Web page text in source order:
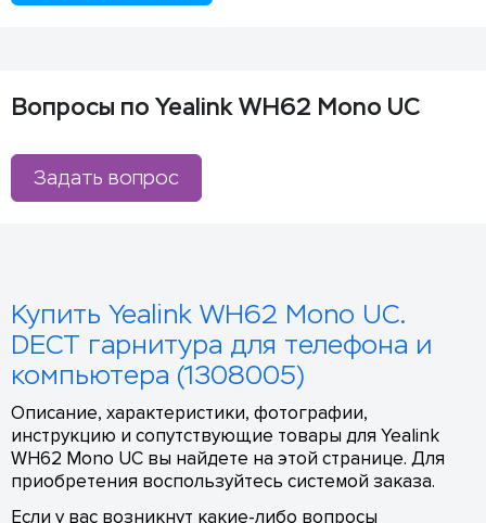
Вопросы по Yealink WH62 Mono UC
Задать вопрос
Купить Yealink WH62 Mono UC.
DECT гарнитура для телефона и
компьютера (1308005)
Описание, характеристики, фотографии,
инструкцию и сопутствующие товары для Yealink
WH62 Mono UC вы найдете на этой странице. Для
приобретения воспользуйтесь системой заказа.
Если у вас возникнут какие-либо вопросы